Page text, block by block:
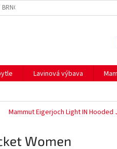
Lavinová výbava
Mammut Eigerjoch Light IN Hooded
Women